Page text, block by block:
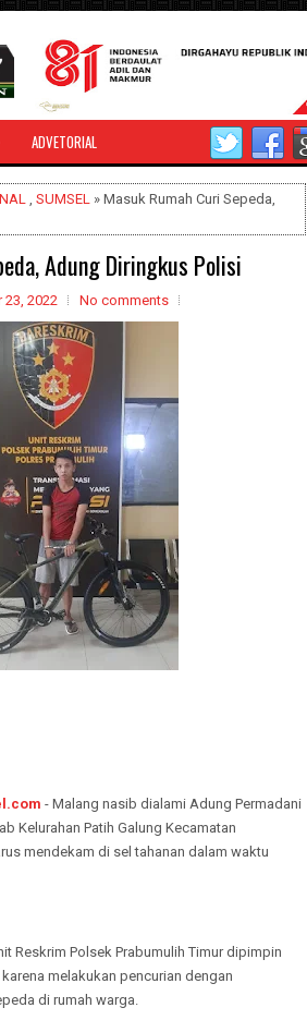
ADVETORIAL
, SUMSEL » Masuk Rumah Curi Sepeda,
Adung Diringkus Polisi
23, 2022 No comments
- Malang nasib dialami Adung Permadani
Kelurahan Patih Galung Kecamatan
mendekam di sel tahanan dalam waktu
Reskrim Polsek Prabumulih Timur dipimpin
melakukan pencurian dengan
di rumah warga.